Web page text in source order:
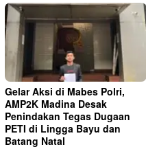
Gelar Aksi di Mabes Polri,
AMP2K Madina Desak
Penindakan Tegas Dugaan
PETI di Lingga Bayu dan
Batang Natal